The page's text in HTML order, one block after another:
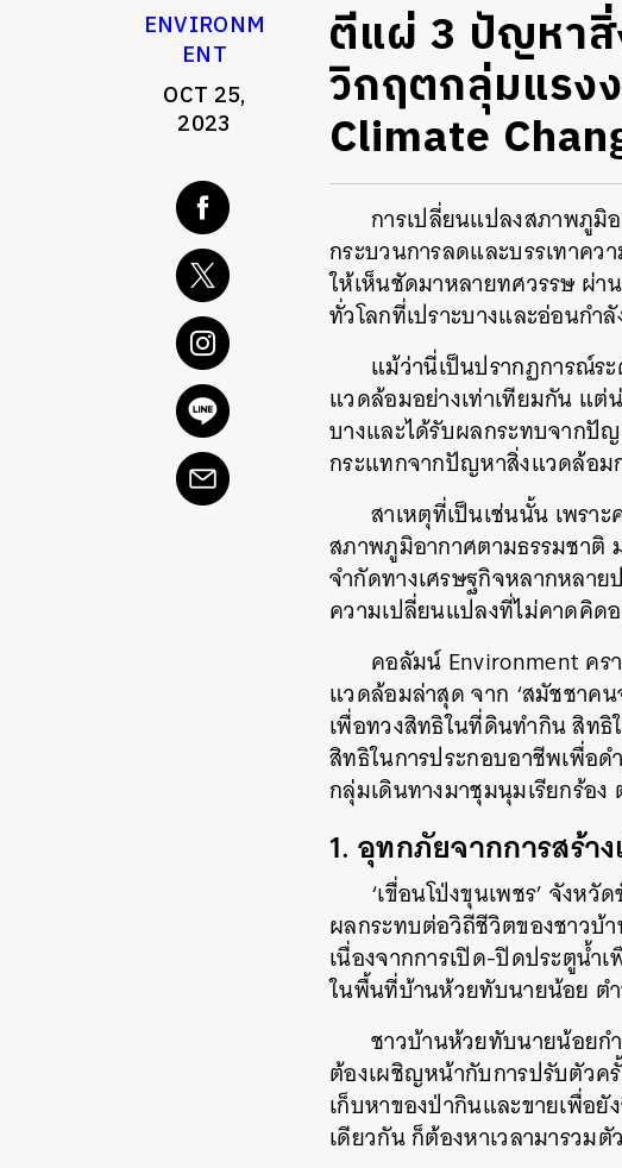
ENVIRONM
ENT
OCT 25,
2023
ตีแผ่ 3 ปัญหาสิ่
วิกฤตกลุ่มแรง
Climate
การเปลี่ยนแปลงสภาพภูมิ
กระบวนการลดและบรรเทาค
ให้เห็นชัดมาหลายทศวรรษ ผ่
ทั่วโลกที่เปราะบางและอ่อนกำ
แม้ว่านี่เป็นปรากฏการณ์ร
แวดล้อมอย่างเท่าเทียมกัน แต่
บางและได้รับผลกระทบจากปัญ
กระแทกจากปัญหาสิ่งแวดล้อม
สาเหตุที่เป็นเช่นนั้น เพรา
สภาพภูมิอากาศตามธรรมชาติ
จำกัดทางเศรษฐกิจหลากหลา
ความเปลี่ยนแปลงที่ไม่คาดคิด
คอลัมน์ Environment คร
แวดล้อมล่าสุด จาก ‘สมัชชาค
เพื่อทวงสิทธิในที่ดินทำกิน สิทธิ
สิทธิในการประกอบอาชีพเพื่อ
กลุ่มเดินทางมาชุมนุมเรียกร้อง
1. อุทกภัยจากการสร้า
‘เขื่อนโป่งขุนเพชร’ จังห
ผลกระทบต่อวิถีชีวิตของชาวบ้
เนื่องจากการเปิด-ปิดประตูน้ำ
ในพื้นที่บ้านห้วยทับนายน้อย ต
ชาวบ้านห้วยทับนายน้อยก
ต้องเผชิญหน้ากับการปรับตัวค
เก็บหาของป่ากินและขายเพื่อ
เดียวกัน ก็ต้องหาเวลามารวม